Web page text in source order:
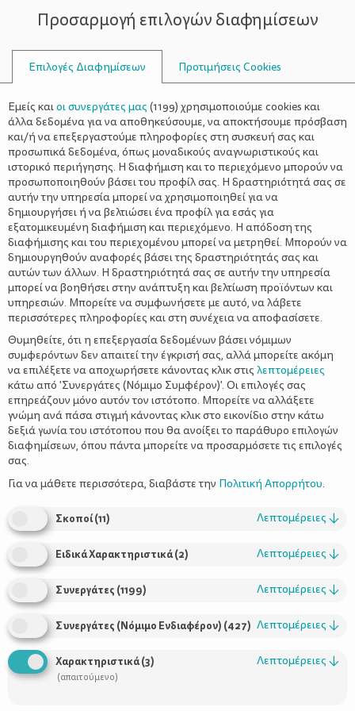
ΣΥΜΒΟΥΛΟΙ
ΔΙΑΦΉΜΙΣΗ
Χριστουγεννιάτικα δώρα - Πώς να
αντισταθούμε στα ατελείωτα «θέλω»
Χρήσιμοι Σύνδεσμοι
Προσαρμογή επιλογών διαφημίσεων
Επιλογές Διαφημίσεων Προτιμήσεις Cookies
Εμείς καιοι συνεργάτες μας (1199) χρησιμοποιούμε cookies και
άλλα δεδομένα για να αποθηκεύσουμε, να αποκτήσουμε πρόσβαση
και/ή να επεξεργαστούμε πληροφορίες στη συσκευή σας και
προσωπικά δεδομένα, όπως μοναδικούς αναγνωριστικούς και
ιστορικό περιήγησης. Η διαφήμιση και το περιεχόμενο μπορούν να
προσωποποιηθούν βάσει του προφίλ σας. Η δραστηριότητά σας σε
αυτήν την υπηρεσία μπορεί να χρησιμοποιηθεί για να
δημιουργήσει ή να βελτιώσει ένα προφίλ για εσάς για
εξατομικευμένη διαφήμιση και περιεχόμενο. Η απόδοση της
διαφήμισης και του περιεχομένου μπορεί να μετρηθεί. Μπορούν να
δημιουργηθούν αναφορές βάσει της δραστηριότητάς σας και
αυτών των άλλων. Η δραστηριότητά σας σε αυτήν την υπηρεσία
μπορεί να βοηθήσει στην ανάπτυξη και βελτίωση προϊόντων και
υπηρεσιών. Μπορείτε να συμφωνήσετε με αυτό, να λάβετε
περισσότερες πληροφορίες και στη συνέχεια να αποφασίσετε.
Θυμηθείτε, ότι η επεξεργασία δεδομένων βάσει νόμιμων
συμφερόντων δεν απαιτεί την έγκρισή σας, αλλά μπορείτε ακόμη
να επιλέξετε να αποχωρήσετε κάνοντας κλικ στις λεπτομέρειες
κάτω από 'Συνεργάτες (Νόμιμο Συμφέρον)'. Οι επιλογές σας
επηρεάζουν μόνο αυτόν τον ιστότοπο. Μπορείτε να αλλάξετε
γνώμη ανά πάσα στιγμή κάνοντας κλικ στο εικονίδιο στην κάτω
δεξιά γωνία του ιστότοπου που θα ανοίξει το παράθυρο επιλογών
διαφημίσεων, όπου πάντα μπορείτε να προσαρμόσετε τις επιλογές
σας.
Για να μάθετε περισσότερα, διαβάστε την Πολιτική Απορρήτου.
Σκοποί(11) Λεπτομέρειες ↓
Ειδικά Χαρακτηριστικά(2) Λεπτομέρειες ↓
Συνεργάτες (1199) Λεπτομέρειες ↓
Συνεργάτες (Νόμιμο Ενδιαφέρον) (427) Λεπτομέρειες ↓
Χαρακτηριστικά(3)
(απαιτούμενο)
Λεπτομέρειες ↓